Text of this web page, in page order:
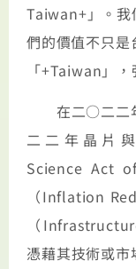
Taiwan+」。我
們的價值不只是
「+Taiwan」
在二○二二年
二二年晶片
Science Act
（Inflation
（
憑藉其技術或